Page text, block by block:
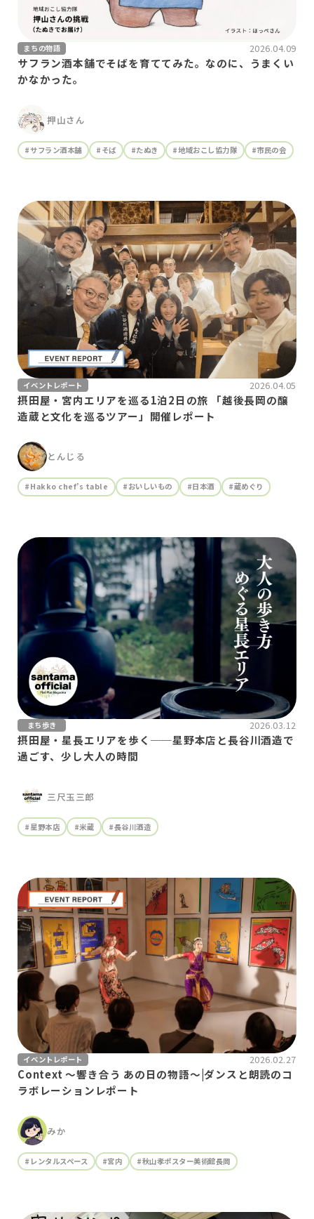
サフラン酒本舗でそばを育ててみた。なのに、うまくい
かなかった。
押山さん
まちの物語 2026.04.09
#サフラン酒本舗 #そば #たぬき #地域おこし協力隊 #市民の会
摂田屋・宮内エリアを巡る1泊2日の旅 「越後長岡の醸
造蔵と文化を巡るツアー」開催レポート
とんじる
イベントレポート 2026.04.05
#Hakko chef’s table #おいしいもの #日本酒 #蔵めぐり
摂田屋・星長エリアを歩く──星野本店と長谷川酒造で
過ごす、少し大人の時間
三尺玉三郎
まち歩き 2026.03.12
#星野本店 #米蔵 #長谷川酒造
Context 〜響き合う あの日の物語〜|ダンスと朗読のコ
ラボレーションレポート
みか
イベントレポート 2026.02.27
#レンタルスペース #宮内 #秋山孝ポスター美術館長岡